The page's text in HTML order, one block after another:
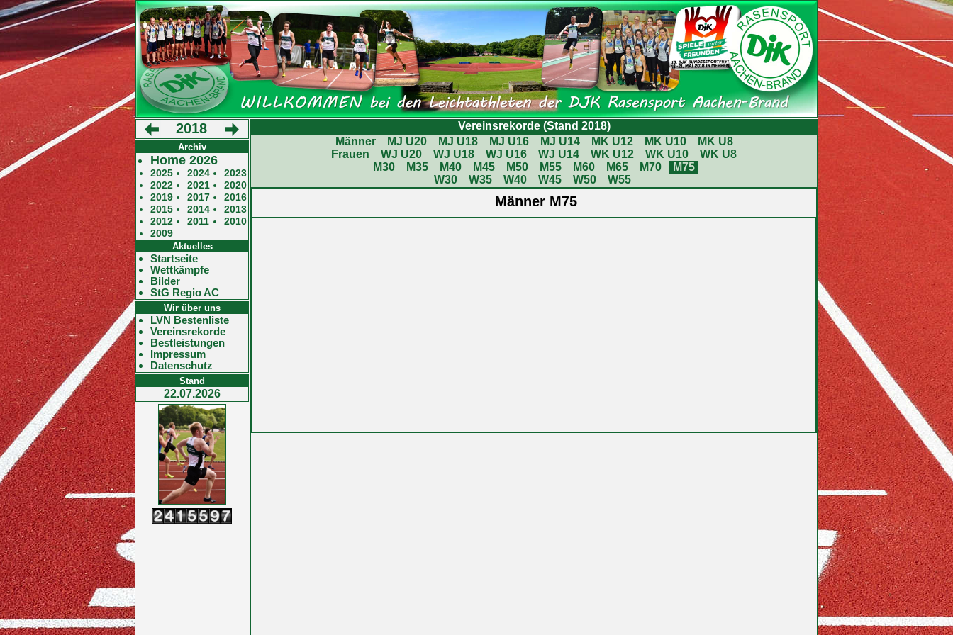
2018
Archiv
Home 2026
2025 2024
2023
2022
2021
2020
2019
2017
2016
2015
2014
2013
2012
2011
2010
2009
Aktuelles
Startseite
Wettkämpfe
Bilder
StG Regio AC
Wir über uns
LVN Bestenliste
Vereinsrekorde
Bestleistungen
Impressum
Datenschutz
Stand
22.07.2026
Vereinsrekorde (Stand 2018)
Männer
MJ U20 MJ U18 MJ U16 MJ U14 MK U12 MK U10
MK U8
Frauen
WJ U20 WJ U18 WJ U16 WJ U14 WK U12 WK U10
WK U8
M30
M35 M40 M45 M50 M55 M60 M65 M70
M75
W30
W35 W40 W45 W50 W55
Männer M75